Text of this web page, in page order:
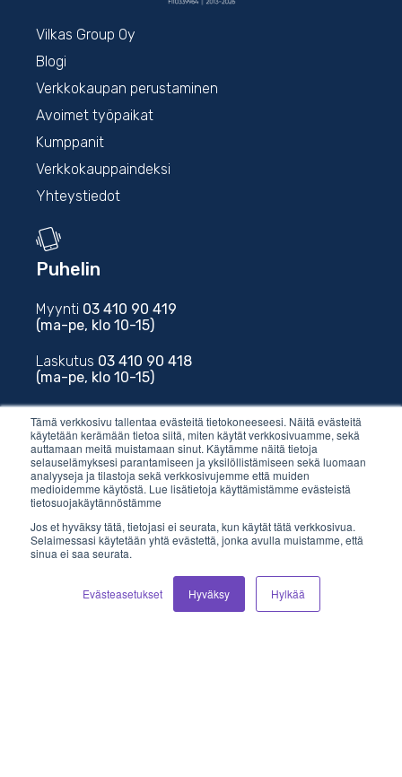
Tämä verkkosivu tallentaa evästeitä tietokoneeseesi. Näitä evästeitä
käytetään kerämään tietoa siitä, miten käytät verkkosivuamme, sekä
auttamaan meitä muistamaan sinut. Käytämme näitä tietoja
selauselämyksesi parantamiseen ja yksilöllistämiseen sekä luomaan
analyyseja ja tilastoja sekä verkkosivujemme että muiden
medioidemme käytöstä. Lue lisätietoja käyttämistämme evästeistä
tietosuojakäytännöstämme
Jos et hyväksy tätä, tietojasi ei seurata, kun käytät tätä verkkosivua.
Selaimessasi käytetään yhtä evästettä, jonka avulla muistamme, että
sinua ei saa seurata.
Evästeasetukset Hyväksy Hylkää
Vilkas Group Oy
Blogi
Verkkokaupan perustaminen
Avoimet työpaikat
Kumppanit
Verkkokauppaindeksi
Yhteystiedot
Puhelin
Myynti 03 410 90 419
(ma-pe, klo 10-15)
Laskutus 03 410 90 418
(ma-pe, klo 10-15)
(ma-to, klo 10-16)
Sähköposti